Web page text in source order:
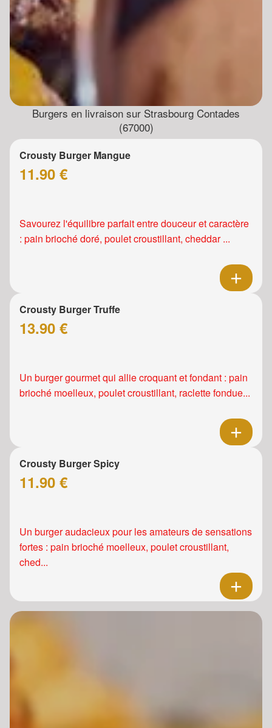
Burgers en livraison sur Strasbourg Contades
(67000)
Crousty Burger Mangue
11.90 €
Savourez l'équilibre parfait entre douceur et caractère
: pain brioché doré, poulet croustillant, cheddar ...
Crousty Burger Truffe
13.90 €
Un burger gourmet qui allie croquant et fondant : pain
brioché moelleux, poulet croustillant, raclette fondue...
Crousty Burger Spicy
11.90 €
Un burger audacieux pour les amateurs de sensations
fortes : pain brioché moelleux, poulet croustillant,
ched...